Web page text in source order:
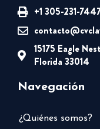
+1 305-231-
15175 Eagle
Florida 33014
Navegación
¿Quiénes somos?